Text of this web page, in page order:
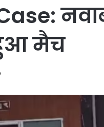
मैच